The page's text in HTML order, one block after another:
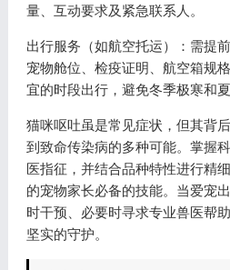
量、互动要求及紧急联系人。
出行服务（如航空托运）：需提
宠物舱位、检疫证明、航空箱规
宜的时段出行，避免冬季极寒和夏
猫咪呕吐虽是常见症状，但其背
到致命传染病的多种可能。掌握
医指征，并结合品种特性进行精
的宠物家长必备的技能。当爱宠
时干预、必要时寻求专业兽医帮
坚实的守护。